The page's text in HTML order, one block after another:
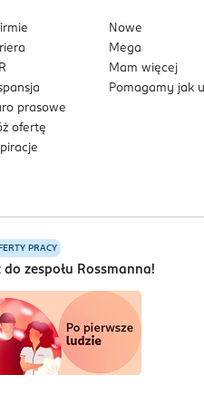
prasowe
ofertę
Nowe
Mega
Mam więcej
Pomagamy jak
PRACY
do zespołu Rossmanna!